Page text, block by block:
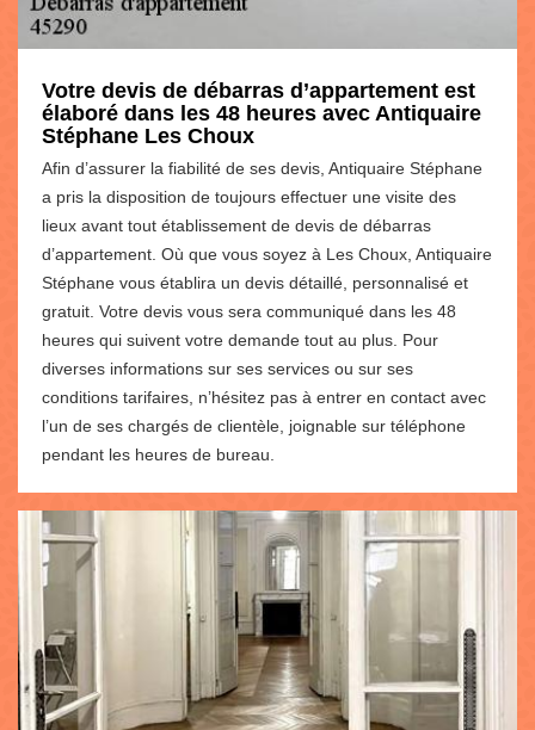
Votre devis de débarras d’appartement est
élaboré dans les 48 heures avec Antiquaire
Stéphane Les Choux
Afin d’assurer la fiabilité de ses devis, Antiquaire Stéphane
a pris la disposition de toujours effectuer une visite des
lieux avant tout établissement de devis de débarras
d’appartement. Où que vous soyez à Les Choux, Antiquaire
Stéphane vous établira un devis détaillé, personnalisé et
gratuit. Votre devis vous sera communiqué dans les 48
heures qui suivent votre demande tout au plus. Pour
diverses informations sur ses services ou sur ses
conditions tarifaires, n’hésitez pas à entrer en contact avec
l’un de ses chargés de clientèle, joignable sur téléphone
pendant les heures de bureau.